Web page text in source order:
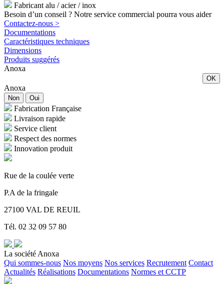
Fabricant alu / acier / inox
Besoin d’un conseil ? Notre service commercial pourra vous aider
Contactez-nous >
Documentations
Caractéristiques techniques
Dimensions
Produits suggérés
Anoxa
OK
Anoxa
Non Oui
Fabrication Française
Livraison rapide
Service client
Respect des normes
Innovation produit
Rue de la coulée verte
P.A de la fringale
27100 VAL DE REUIL
Tél. 02 32 09 57 80
La société Anoxa
Qui sommes-nous Nos moyens Nos services Recrutement Contact
Actualités Réalisations Documentations Normes et CCTP